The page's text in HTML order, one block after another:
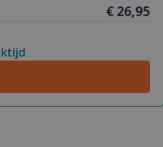
€ 26,95